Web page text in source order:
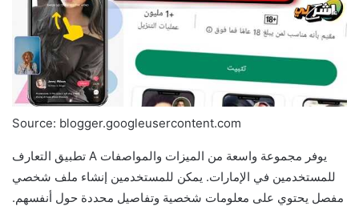
Source: blogger.googleusercontent.com
تطبيق التعارف A يوفر مجموعة واسعة من الميزات والمواصفات
للمستخدمين في الإمارات. يمكن للمستخدمين إنشاء ملف شخصي
مفصل يحتوي على معلومات شخصية وتفاصيل محددة حول أنفسهم.